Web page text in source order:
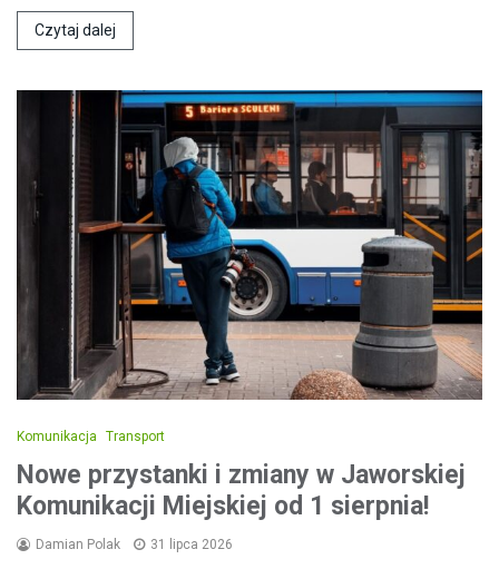
Czytaj dalej
Komunikacja Transport
Nowe przystanki i zmiany w Jaworskiej
Komunikacji Miejskiej od 1 sierpnia!
Damian Polak 31 lipca 2026